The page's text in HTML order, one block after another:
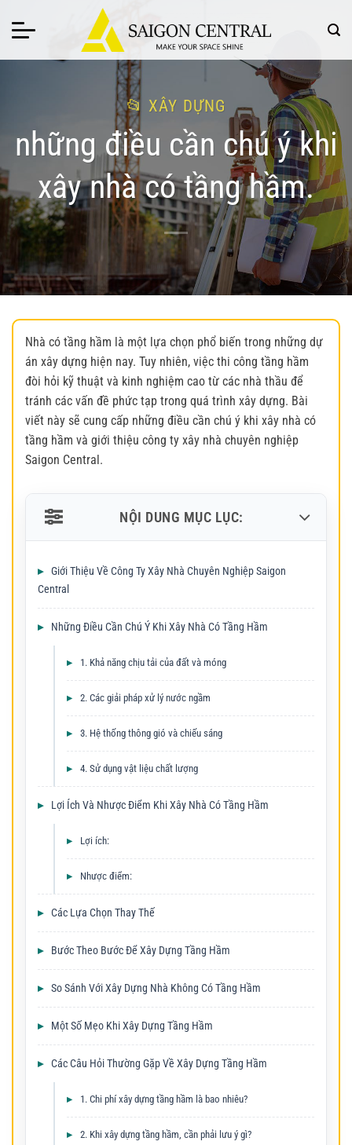
qua
XÂY DỰNG
những điều cần chú ý khi
xây nhà có tầng hầm.
Nhà có tầng hầm là một lựa chọn phổ biến trong những dự
án xây dựng hiện nay. Tuy nhiên, việc thi công tầng hầm
đòi hỏi kỹ thuật và kinh nghiệm cao từ các nhà thầu để
tránh các vấn đề phức tạp trong quá trình xây dựng. Bài
viết này sẽ cung cấp những điều cần chú ý khi xây nhà có
tầng hầm và giới thiệu công ty xây nhà chuyên nghiệp
Saigon Central.
NỘI DUNG MỤC LỤC:
Giới Thiệu Về Công Ty Xây Nhà Chuyên Nghiệp Saigon
Central
Những Điều Cần Chú Ý Khi Xây Nhà Có Tầng Hầm
1. Khả năng chịu tải của đất và móng
2. Các giải pháp xử lý nước ngầm
3. Hệ thống thông gió và chiếu sáng
4. Sử dụng vật liệu chất lượng
Lợi Ích Và Nhược Điểm Khi Xây Nhà Có Tầng Hầm
Lợi ích:
Nhược điểm:
Các Lựa Chọn Thay Thế
Bước Theo Bước Để Xây Dựng Tầng Hầm
So Sánh Với Xây Dựng Nhà Không Có Tầng Hầm
Một Số Mẹo Khi Xây Dựng Tầng Hầm
Các Câu Hỏi Thường Gặp Về Xây Dựng Tầng Hầm
1. Chi phí xây dựng tầng hầm là bao nhiêu?
2. Khi xây dựng tầng hầm, cần phải lưu ý gì?